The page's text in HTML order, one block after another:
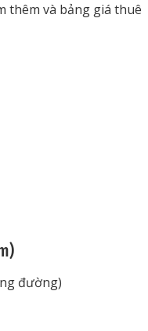
thêm và bảng giá thuê
đường)